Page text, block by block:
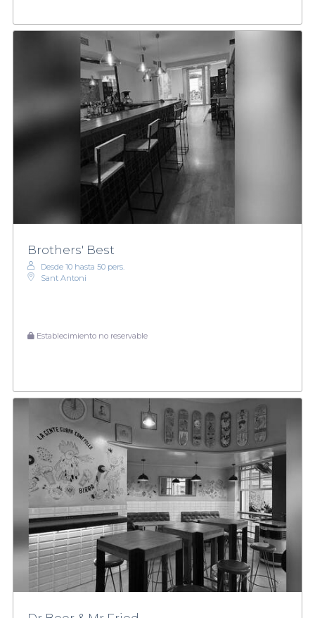
Brothers' Best
Desde 10 hasta 50 pers.
Sant Antoni
Establecimiento no reservable